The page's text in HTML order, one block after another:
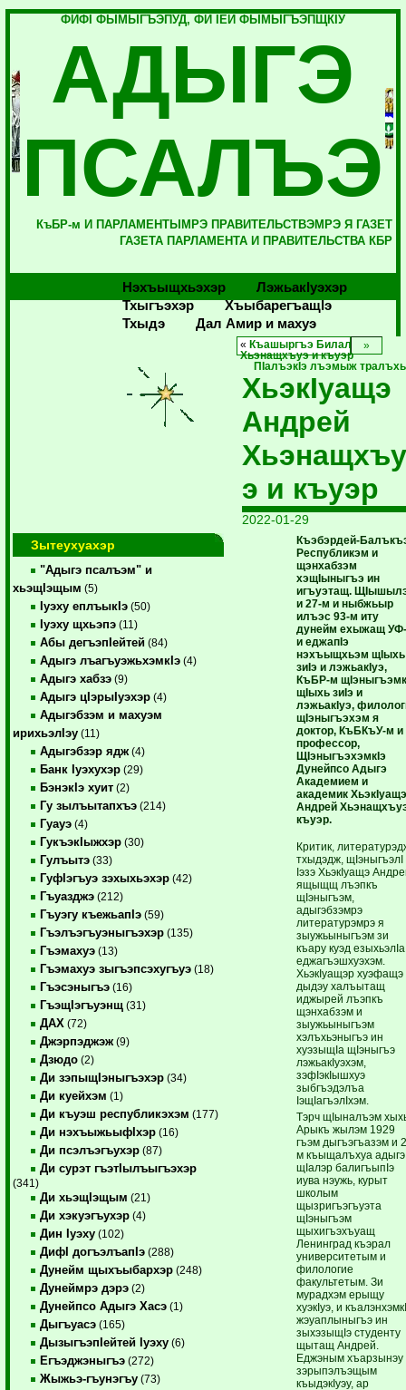
ФИФI ФЫМЫГЪЭПУД, ФИ IЕЙ ФЫМЫГЪЭПЩКIУ
АДЫГЭ
ПСАЛЪЭ
КъБР-м И ПАРЛАМЕНТЫМРЭ ПРАВИТЕЛЬСТВЭМРЭ Я ГАЗЕТ
ГАЗЕТА ПАРЛАМЕНТА И ПРАВИТЕЛЬСТВА КБР
Нэхъыщхьэхэр
Лэжьакlуэхэр
Тхыгъэхэр
Хъыбарегъащlэ
Тхыдэ
Дал Амир и махуэ
Зытеухуахэр
"Адыгэ псалъэм" и
хьэщIэщым (5)
Iуэху еплъыкIэ (50)
Iуэху щхьэпэ (11)
Абы дегъэпIейтей (84)
Адыгэ лъагъуэжьхэмкIэ (4)
Адыгэ хабзэ (9)
Адыгэ цIэрыIуэхэр (4)
Адыгэбзэм и махуэм
ирихьэлIэу (11)
Адыгэбзэр ядж (4)
Банк Iуэхухэр (29)
БэнэкIэ хуит (2)
Гу зылъытапхъэ (214)
Гуауэ (4)
ГукъэкIыжхэр (30)
Гулъытэ (33)
ГуфIэгъуэ зэхыхьэхэр (42)
Гъуазджэ (212)
Гъуэгу къежьапIэ (59)
Гъэлъэгъуэныгъэхэр (135)
Гъэмахуэ (13)
Гъэмахуэ зыгъэпсэхугъуэ (18)
Гъэсэныгъэ (16)
ГъэщIэгъуэнщ (31)
ДАХ (72)
Джэрпэджэж (9)
Дзюдо (2)
Ди зэпыщIэныгъэхэр (34)
Ди куейхэм (1)
Ди къуэш республикэхэм (177)
Ди нэхъыжьыфIхэр (16)
Ди псэлъэгъухэр (87)
Ди сурэт гъэтIылъыгъэхэр
(341)
Ди хьэщIэщым (21)
Ди хэкуэгъухэр (4)
Дин Iуэху (102)
ДифI догъэлъапIэ (288)
Дунейм щыхъыбархэр (248)
Дунеймрэ дэрэ (2)
Дунейпсо Адыгэ Хасэ (1)
Дыгъуасэ (165)
ДызыгъэпIейтей Iуэху (6)
Егъэджэныгъэ (272)
Жыжьэ-гъунэгъу (73)
« Къашыргъэ Билал
Хьэнащхъуэ и къуэр
ПIалъэкIэ лъэмыж
ХьэкIуащэ
Андрей
э и къуэр
2022-01-29
Къэбэрдей-
Республикэм и
щэнхабзэм
хэщIыныгъэ ин
игъуэтащ.
и 27-м и ныбжьыр
илъэс 93-м иту
дунейм ехыжащ
и еджапIэ
нэхъыщхьэм щIыхь
зиIэ и лэжьакIуэ,
КъБР-м
щIыхь зиIэ и
лэжьакIуэ,
щIэныгъэхэм я
доктор, КъБКъУ-м и
профессор,
ЩIэныгъэхэмкIэ
Дунейпсо Адыгэ
Академием и
академик
Андрей
къуэр.
Критик,
тхыдэдж, щIэныгъэлI
Iэзэ ХьэкIуащэ
ящыщщ лъэпкъ
щIэныгъэм,
адыгэбзэмрэ
литературэмрэ я
зыужьыныгъэм зи
къару куэд езыхьэлIа
еджагъэшхуэхэм.
ХьэкIуащэр хуэфащэ
дыдэу халъытащ
иджырей лъэпкъ
щэнхабзэм и
зыужьыныгъэм
хэлъхьэныгъэ ин
хуэзыщIа щIэныгъэ
лэжьакIуэхэм,
зэфIэкIышхуэ
зыбгъэдэлъа
IэщIагъэлIхэм.
Тэрч щIыналъэм
Арыкъ жылэм 1929
гъэм дыгъэгъазэм и
м къыщалъхуа адыгэ
щIалэр балигъыпIэ
иува нэужь, курыт
школым
щызригъэгъуэта
щIэныгъэм
щыхигъэхъуащ
Ленинград къэрал
университетым и
филологие
факультетым. Зи
мурадхэм ерыщу
хуэкIуэ, и
жэуаплыныгъэ ин
зыхэзыщIэ студенту
щытащ Андрей.
Еджэным хъарзынэу
зэрыпэлъэщым
къыдэкIуэу, ар